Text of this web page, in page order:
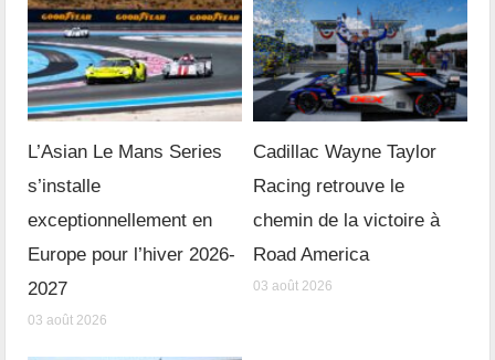
L’Asian Le Mans Series
s’installe
exceptionnellement en
Europe pour l’hiver 2026-
2027
03 août 2026
Cadillac Wayne Taylor
Racing retrouve le
chemin de la victoire à
Road America
03 août 2026